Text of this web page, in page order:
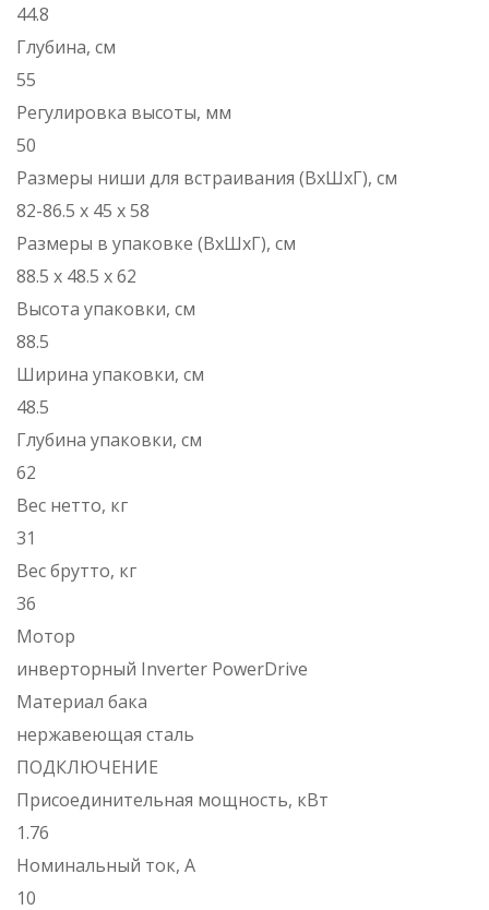
44.8
Глубина, см
55
Регулировка высоты, мм
50
Размеры ниши для встраивания (ВxШxГ), см
82-86.5 х 45 х 58
Размеры в упаковке (ВxШxГ), см
88.5 х 48.5 х 62
Высота упаковки, см
88.5
Ширина упаковки, см
48.5
Глубина упаковки, см
62
Вес нетто, кг
31
Вес брутто, кг
36
Мотор
инверторный Inverter PowerDrive
Материал бака
нержавеющая сталь
ПОДКЛЮЧЕНИЕ
Присоединительная мощность, кВт
1.76
Номинальный ток, А
10